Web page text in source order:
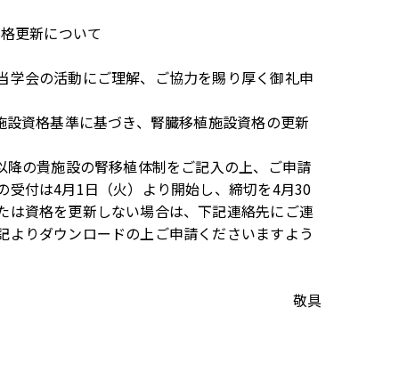
更新について
会の活動にご理解、ご協力を賜り厚く御礼申
資格基準に基づき、腎臓移植施設資格の更新
の貴施設の腎移植体制をご記入の上、ご申請
受付は4月1日（火）より開始し、締切を4月30
資格を更新しない場合は、下記連絡先にご連
りダウンロードの上ご申請くださいますよう
敬具